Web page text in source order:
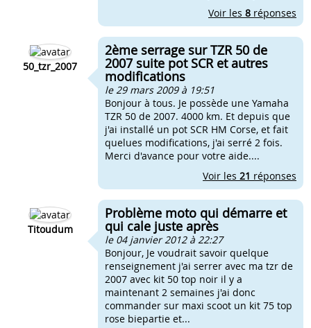
Voir les 8 réponses
50_tzr_2007
2ème serrage sur TZR 50 de
2007 suite pot SCR et autres
modifications
le 29 mars 2009 à 19:51
Bonjour à tous. Je possède une Yamaha
TZR 50 de 2007. 4000 km. Et depuis que
j'ai installé un pot SCR HM Corse, et fait
quelues modifications, j'ai serré 2 fois.
Merci d'avance pour votre aide....
Voir les 21 réponses
Titoudum
Problème moto qui démarre et
qui cale juste après
le 04 janvier 2012 à 22:27
Bonjour, Je voudrait savoir quelque
renseignement j'ai serrer avec ma tzr de
2007 avec kit 50 top noir il y a
maintenant 2 semaines j'ai donc
commander sur maxi scoot un kit 75 top
rose biepartie et...